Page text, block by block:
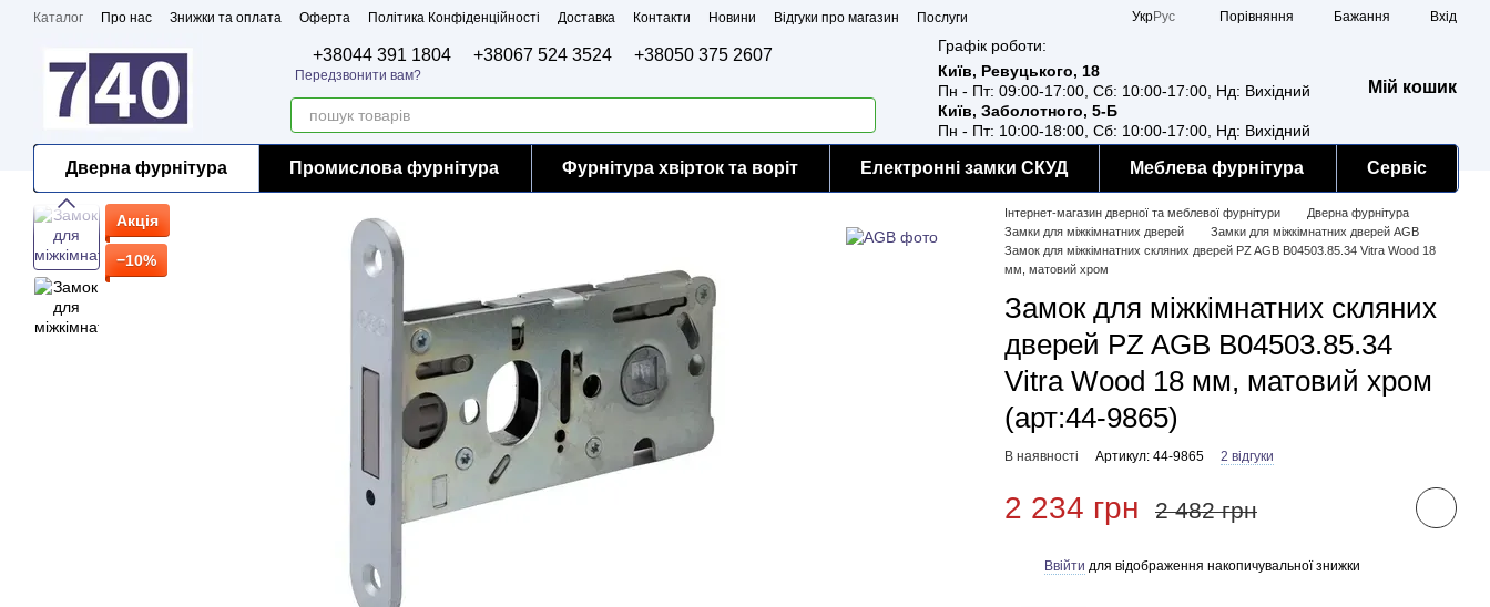
Перейти до основного контенту
Каталог Про нас Знижки та оплата Оферта Політика Конфіденційності Доставка Контакти Новини Відгуки про магазин
Послуги
УкрРус Порівняння Бажання Вхід
+38044 391 1804 +38067 524 3524 +38050 375 2607
Передзвонити вам?
Графік роботи:
Київ, Ревуцького, 18
Пн - Пт: 09:00-17:00, Сб: 10:00-17:00, Нд: Вихідний
Київ, Заболотного, 5-Б
Пн - Пт: 10:00-18:00, Сб: 10:00-17:00, Нд: Вихідний
Мій кошик
Дверна фурнітура Промислова фурнітура Фурнітура хвірток та воріт Електронні замки СКУД Меблева фурнітура Сервіс
Акція
−10%
Інтернет-магазин дверної та меблевої фурнітури
Дверна фурнітура
Замки для міжкімнатних дверей
Замки для міжкімнатних дверей AGB
Замок для міжкімнатних скляних дверей PZ AGB B04503.85.34 Vitra Wood 18
мм, матовий хром
Замок для міжкімнатних скляних
дверей PZ AGB B04503.85.34
Vitra Wood 18 мм, матовий хром
(арт:44-9865)
В наявності Артикул: 44-9865 2 відгуки
2 234 грн 2 482 грн
Ввійти для відображення накопичувальної знижки